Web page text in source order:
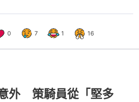
0 7 1 16
外 策騎員從「堅多